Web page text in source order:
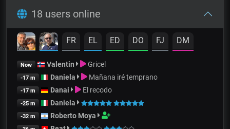
18 users online
FR EL ED DO FJ DM
Now Valentin Gricel
-17 m Daniela Mañana iré temprano
-17 m Danai El recodo
-25 m Daniela
-32 m Roberto Moya